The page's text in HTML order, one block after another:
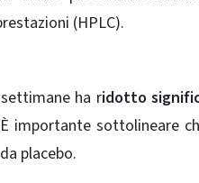
(HPLC).
ha ridotto
importante sottolineare
placebo.